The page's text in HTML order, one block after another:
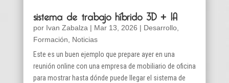
sistema de trabajo híbrido 3D + IA
por Ivan Zabalza | Mar 13, 2026 | Desarrollo,
Formación
Noticias
Este es un buen ejemplo que prepare ayer en una
reunión online con una empresa de mobiliario de oficina
para mostrar hasta dónde puede llegar el sistema de